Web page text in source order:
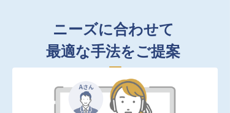
ニーズに合わせて
最適な手法をご提案